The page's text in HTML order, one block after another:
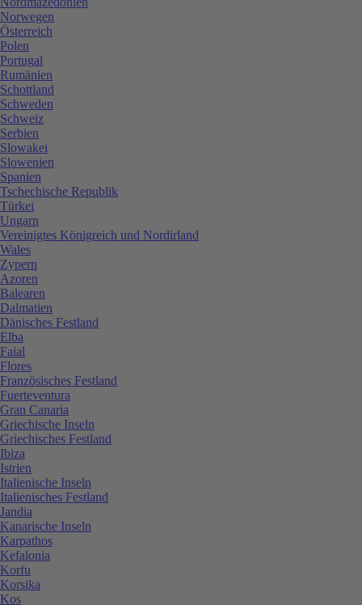
Norwegen
Österreich
Polen
Portugal
Rumänien
Schottland
Schweden
Schweiz
Serbien
Slowakei
Slowenien
Spanien
Tschechische Republik
Türkei
Ungarn
Vereinigtes Königreich und Nordirland
Wales
Zypern
Azoren
Balearen
Dalmatien
Dänisches Festland
Elba
Faial
Flores
Französisches Festland
Fuerteventura
Gran Canaria
Griechische Inseln
Griechisches Festland
Ibiza
Istrien
Italienische Inseln
Italienisches Festland
Jandia
Kanarische Inseln
Karpathos
Kefalonia
Korfu
Korsika
Kos